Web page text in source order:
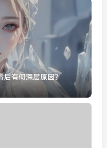
后有何深层原因？